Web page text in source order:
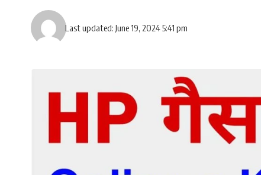
Last updated: June 19, 2024 5:41 pm